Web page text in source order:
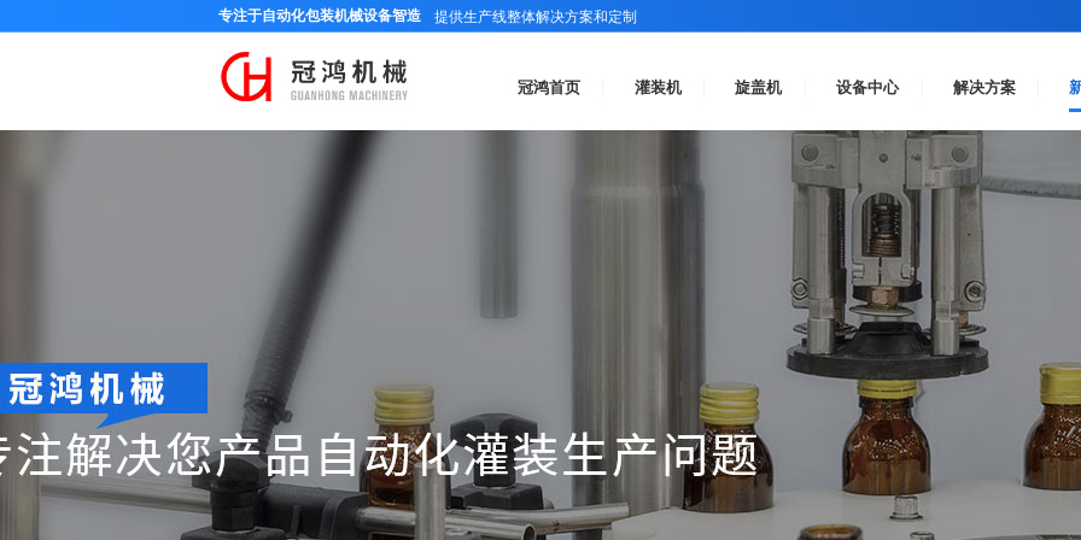
专注于自动化包装机械设备智造 提供生产线整体解决方案和定制
冠鸿首页 灌装机 旋盖机 设备中心 解决方案